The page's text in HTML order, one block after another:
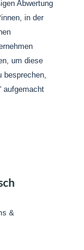
Abwertung
in der
um diese
aufgemacht
&